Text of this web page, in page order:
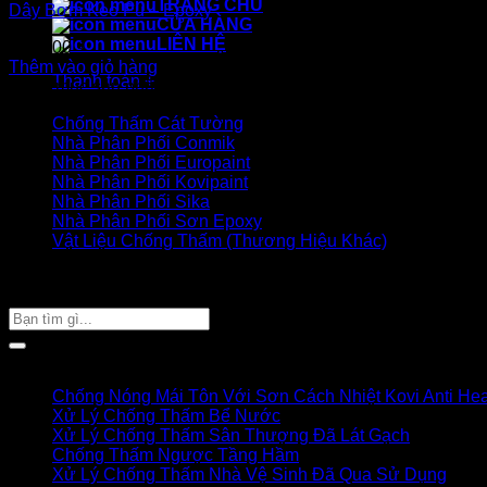
TRANG CHỦ
CỬA HÀNG
LIÊN HỆ
Thanh toán +
Dây Bơm Keo Pu – Epoxy
180.000₫
Thêm vào giỏ hàng
Danh mục sản phẩm
Chống Thấm Cát Tường
Nhà Phân Phối Conmik
Nhà Phân Phối Europaint
Nhà Phân Phối Kovipaint
Nhà Phân Phối Sika
Nhà Phân Phối Sơn Epoxy
Vật Liệu Chống Thấm (Thương Hiệu Khác)
Tìm
kiếm:
Chống Nóng Mái Tôn Với Sơn Cách Nhiệt Kovi Anti
Xử Lý Chống Thấm Bể Nước
Xử Lý Chống Thấm Sân Thượng Đã Lát Gạch
Chống Thấm Ngược Tầng Hầm
Xử Lý Chống Thấm Nhà Vệ Sinh Đã Qua Sử Dụng